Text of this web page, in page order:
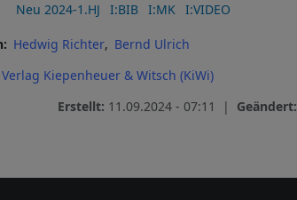
Neu 2024-1.HJ
I:BIB I:MK I:VIDEO
Hedwig Richter
Bernd Ulrich
Verlag Kiepenheuer & Witsch (KiWi)
Erstellt: 11.09.2024 - 07:11 | Geändert: